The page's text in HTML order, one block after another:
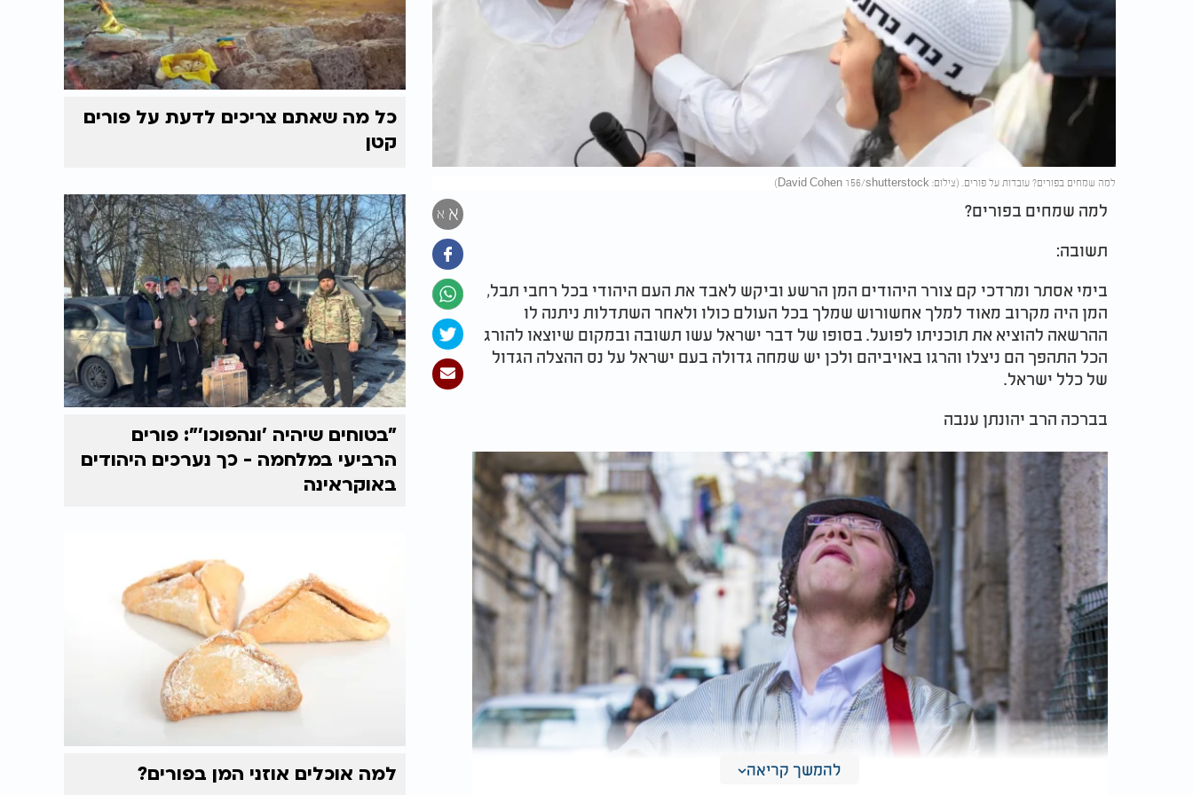
למה שמחים בפורים? עובדות על פורים. (צילום: David Cohen 156/shutterstock)
א א
למה שמחים בפורים?
תשובה:
בימי אסתר ומרדכי קם צורר היהודים המן הרשע וביקש לאבד את העם היהודי בכל רחבי תבל,
המן היה מקרוב מאוד למלך אחשורוש שמלך בכל העולם כולו ולאחר השתדלות ניתנה לו
ההרשאה להוציא את תוכניתו לפועל. בסופו של דבר ישראל עשו תשובה ובמקום שיוצאו להורג
הכל התהפך הם ניצלו והרגו באויביהם ולכן יש שמחה גדולה בעם ישראל על נס ההצלה הגדול
של כלל ישראל.
בברכה הרב יהונתן ענבה
להמשך קריאה
כל מה שאתם צריכים לדעת על פורים
קטן
"בטוחים שיהיה 'ונהפוכו'": פורים
הרביעי במלחמה - כך נערכים היהודים
באוקראינה
למה אוכלים אוזני המן בפורים?